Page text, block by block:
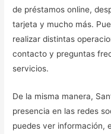
de préstamos online,
tarjeta y mucho más.
realizar distintas
contacto y preguntas
servicios.
De la misma manera,
presencia en las redes
puedes ver información,